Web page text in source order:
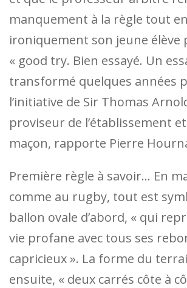
manquement à la règle tout
ironiquement son jeune élève
« good try. Bien essayé. Un
transformé quelques années
l’initiative de Sir Thomas
proviseur de l’établissement
maçon, rapporte Pierre
Première règle à savoir… En
comme au rugby, tout est
ballon ovale d’abord, « qui
vie profane avec tous ses
capricieux ». La forme du
ensuite, « deux carrés côte à